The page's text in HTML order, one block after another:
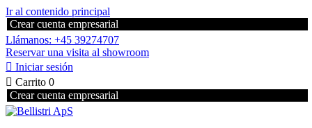
Ir al contenido principal
Crear cuenta empresarial
Llámanos: +45 39274707
Reservar una visita al showroom
 Iniciar sesión
 Carrito 0
Crear cuenta empresarial